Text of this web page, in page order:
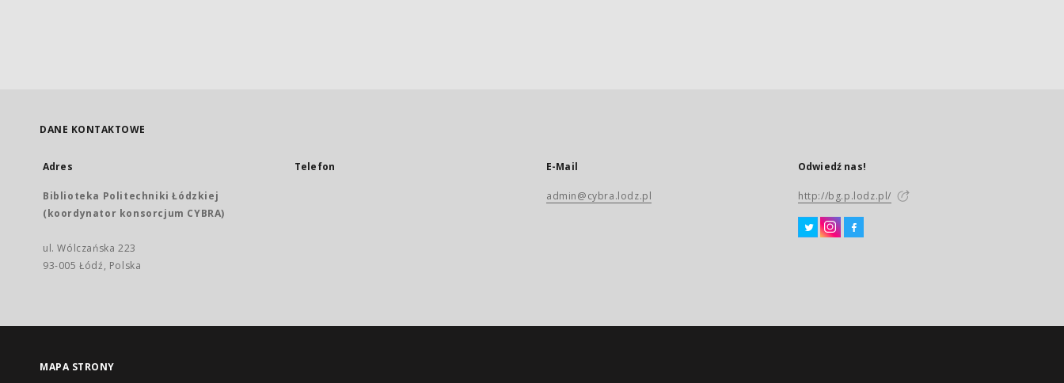
DANE KONTAKTOWE
Adres
Biblioteka Politechniki Łódzkiej
(koordynator konsorcjum CYBRA)
ul. Wólczańska 223
93-005 Łódź, Polska
Telefon E-Mail
admin@cybra.lodz.pl
Odwiedź nas!
http://bg.p.lodz.pl/
MAPA STRONY